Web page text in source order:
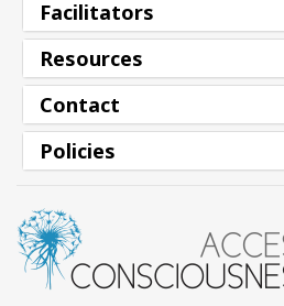
Facilitators
Resources
Contact
Policies